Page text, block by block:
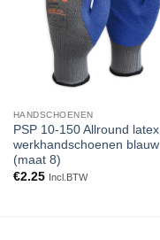
HANDSCHOENEN
PSP 10-150 Allround latex
werkhandschoenen blauw
(maat 8)
€2.25 Incl.BTW